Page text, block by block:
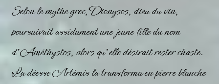
Selon le mythe grec, Dionysos, dieu du vin,
poursuivait assidument une jeune fille du nom
d’Améthystos, alors qu’elle désirait rester chaste.
La déesse Artémis la transforma en pierre blanche